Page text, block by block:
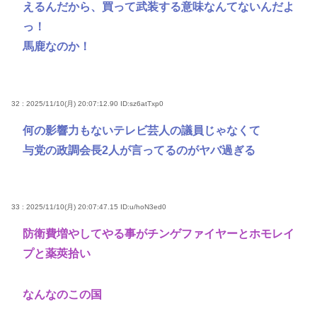
えるんだから、買って武装する意味なんてないんだよ
っ！
馬鹿なのか！
32 : 2025/11/10(月) 20:07:12.90 ID:sz6atTxp0
何の影響力もないテレビ芸人の議員じゃなくて
与党の政調会長2人が言ってるのがヤバ過ぎる
33 : 2025/11/10(月) 20:07:47.15 ID:u/hoN3ed0
防衛費増やしてやる事がチンゲファイヤーとホモレイ
プと薬莢拾い
なんなのこの国